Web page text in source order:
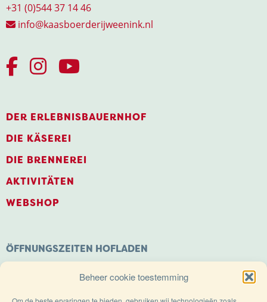
Beheer cookie toestemming
+31 (0)544 37 14 46
info@kaasboerderijweenink.nl
DER ERLEBNISBAUERNHOF
DIE KÄSEREI
DIE BRENNEREI
AKTIVITÄTEN
WEBSHOP
ÖFFNUNGSZEITEN HOFLADEN
Dienstag bis Samstag: 9.00 – 18.00 Uhr